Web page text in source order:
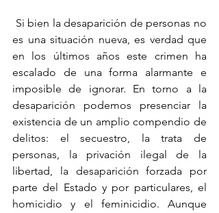
es una situación nueva, es verdad que
en los últimos años este crimen ha
escalado de una forma alarmante e
imposible de ignorar. En torno a la
desaparición podemos presenciar la
existencia de un amplio compendio de
delitos: el secuestro, la trata de
personas, la privación ilegal de la
libertad, la desaparición forzada por
parte del Estado y por particulares, el
homicidio y el feminicidio. Aunque